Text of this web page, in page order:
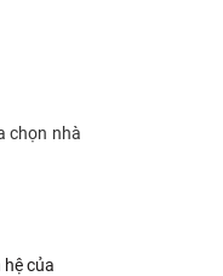
chọn nhà
của